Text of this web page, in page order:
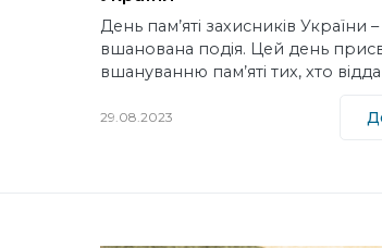
День пам’яті захисників України
вшанована подія. Цей день
вшануванню пам’яті тих, хто
29.08.2023